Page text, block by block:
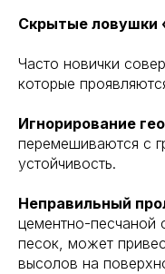
Скрытые ловушки
Часто новички
которые
Игнорирование
перемешиваются с
устойчивость.
Неправильный
цементно-песчаной
песок, может
высолов на